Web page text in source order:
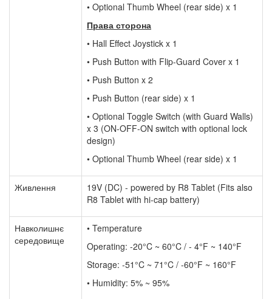
• Optional Thumb Wheel (rear side) x 1
Права сторона
• Hall Effect Joystick x 1
• Push Button with Flip-Guard Cover x 1
• Push Button x 2
• Push Button (rear side) x 1
• Optional Toggle Switch (with Guard Walls)
x 3 (ON-OFF-ON switch with optional lock
design)
• Optional Thumb Wheel (rear side) x 1
Живлення
19V (DC) - powered by R8 Tablet (Fits also
R8 Tablet with hi-cap battery)
Навколишнє
середовище
• Temperature
Operating: -20°C ~ 60°C / - 4°F ~ 140°F
Storage: -51°C ~ 71°C / -60°F ~ 160°F
• Humidity: 5% ~ 95%